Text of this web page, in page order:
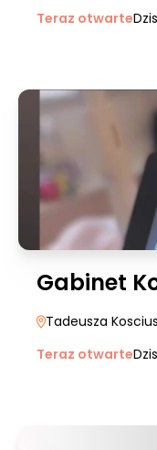
Teraz otwarte
Gabinet
Tadeusza
Teraz otwarte